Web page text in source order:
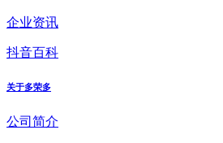
企业资讯
抖音百科
关于多荣多
公司简介